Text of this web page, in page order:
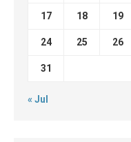
17 18 19
24 25 26
31
« Jul